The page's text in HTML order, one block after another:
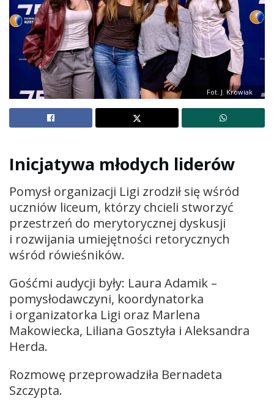
Fot. J. Krowiak
Inicjatywa młodych liderów
Pomysł organizacji Ligi zrodził się wśród
uczniów liceum, którzy chcieli stworzyć
przestrzeń do merytorycznej dyskusji
i rozwijania umiejętności retorycznych
wśród rówieśników.
Gośćmi audycji były: Laura Adamik –
pomysłodawczyni, koordynatorka
i organizatorka Ligi oraz Marlena
Makowiecka, Liliana Gosztyła i Aleksandra
Herda.
Rozmowę przeprowadziła Bernadeta
Szczypta.